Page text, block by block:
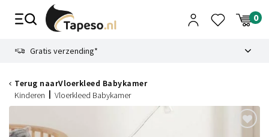
Gratis verzending*
Terug naarVloerkleed Babykamer
Kinderen
Vloerkleed Babykamer